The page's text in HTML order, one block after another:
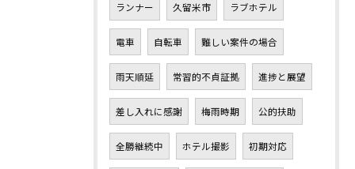
ランナー 久留米市 ラブホテル
電車 自転車 難しい案件の場合
雨天順延 常習的不貞証拠 進捗と展望
差し入れに感謝 梅雨時期 公的扶助
全勝継続中 ホテル撮影 初期対応